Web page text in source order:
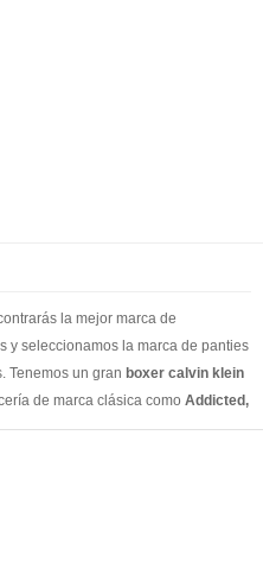
la mejor marca de
y seleccionamos la marca de panties
Tenemos un gran boxer calvin klein
de marca clásica como Addicted,
de los calzoncillos de estilo
hombres, slip y tangas para
todos los estilos de ropa interior que
su estilo en nuestra tienda
15 días para volver ... ¡envío